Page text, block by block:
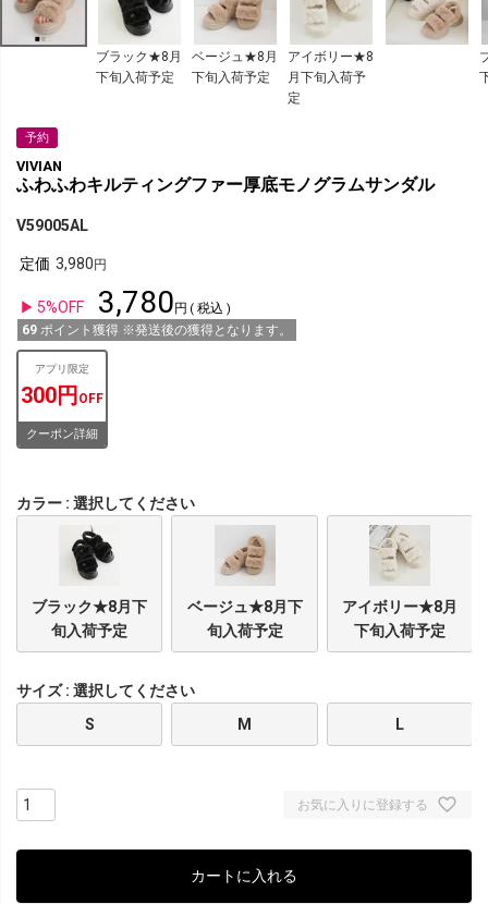
ブラック★8月
下旬入荷予定
ベージュ★8月
下旬入荷予定
アイボリー★8
月下旬入荷予
定
予約
VIVIAN
ふわふわキルティングファー厚底モノグラムサンダル
V59005AL
定価 3,980
5%OFF 3,780
税込
69 ポイント獲得 ※発送後の獲得となります。
アプリ限定
300円 OFF
クーポン詳細
カラー 選択してください
ブラック★8月下
旬入荷予定
ベージュ★8月下
旬入荷予定
アイボリー★8月
下旬入荷予定
サイズ
選択してください
S
M L
お気に入りに登録する
カートに入れる